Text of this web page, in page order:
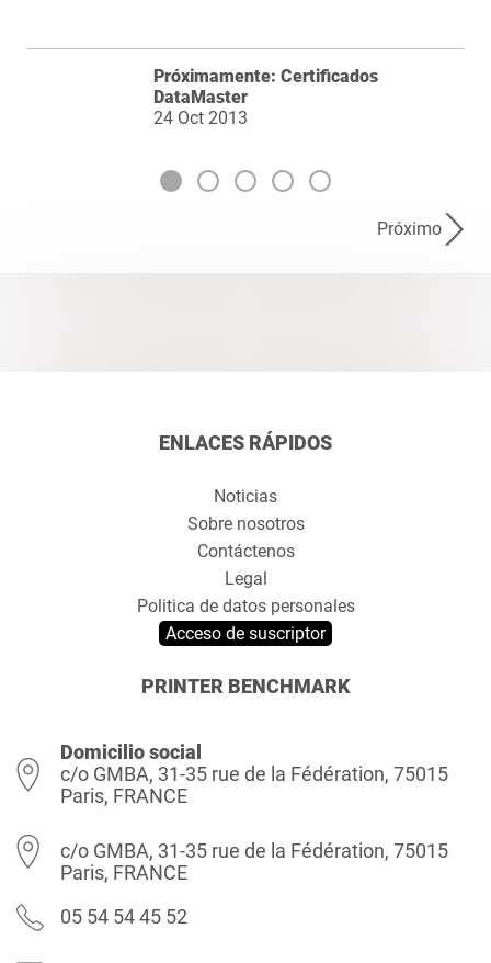
Próximamente: Certificados
DataMaster
24 Oct 2013
Próximo
ENLACES RÁPIDOS
Noticias
Sobre nosotros
Contáctenos
Legal
Politica de datos personales
Acceso de suscriptor
PRINTER BENCHMARK
Domicilio social
c/o GMBA, 31-35 rue de la Fédération, 75015
Paris, FRANCE
c/o GMBA, 31-35 rue de la Fédération, 75015
Paris, FRANCE
05 54 54 45 52